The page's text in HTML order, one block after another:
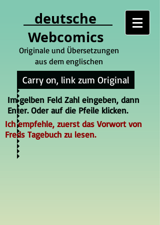
deutsche
Webcomics
Originale und Übersetzungen
aus dem englischen
Carry on, link zum Original
Im gelben Feld Zahl eingeben, dann
Enter. Oder auf die Pfeile klicken.
Ich empfehle, zuerst das Vorwort von
Freds Tagebuch zu lesen.